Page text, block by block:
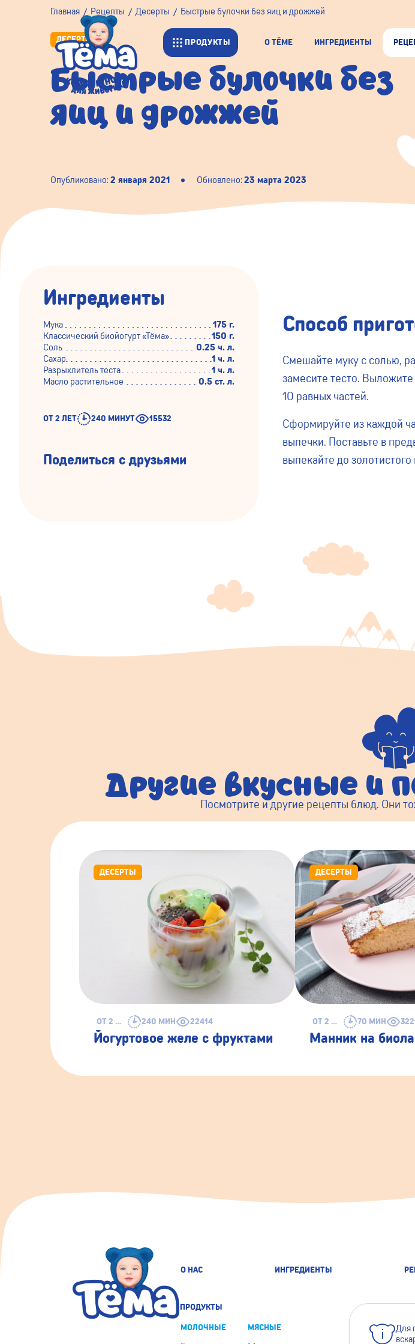
ПРОДУКТЫ О ТЁМЕ ИНГРЕДИЕНТЫ
Главная Рецепты Десерты Быстрые булочки без яиц и дрожжей
ДЕСЕРТЫ
Быстрые булочки без
яиц и дрожжей
Опубликовано:2 января 2021 Обновлено:23 марта 2023
Ингредиенты
Мука
175 г.
Классический биойогурт «Тёма»
150 г.
Соль
0.25 ч. л.
Сахар
1 ч. л.
Разрыхлитель теста
1 ч. л.
Масло растительное
0.5 ст. л.
ОТ 2 ЛЕТ 240 МИНУТ 15532
Поделиться с друзьями
Способ
Смешайте муку с солью,
замесите тесто.
10 равных частей.
Сформируйте из каждой
выпечки. Поставьте в
выпекайте до золотистого
Другие вкусные и
Посмотрите и другие рецепты блюд. Они
ДЕСЕРТЫ
ОТ 2 ЛЕТ 240 МИН 22414
Йогуртовое желе с фруктами
ДЕСЕРТЫ
ОТ 2 ЛЕТ 70 МИН
Манник на
О НАС ИНГРЕДИЕНТЫ
ПРОДУКТЫ
МОЛОЧНЫЕ
МЯСНЫЕ
Для